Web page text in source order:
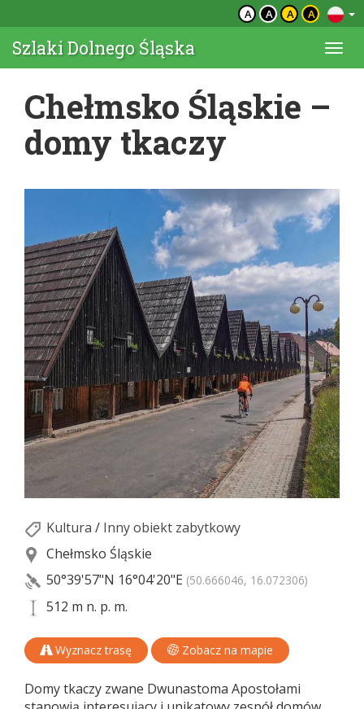
A A A A
Szlaki Dolnego Śląska
Chełmsko Śląskie –
domy tkaczy
Kultura / Inny obiekt zabytkowy
Chełmsko Śląskie
50°39'57"N 16°04'20"E (50.666046, 16.072306)
512 m n. p. m.
Wyznacz trasę Zobacz na mapie
Domy tkaczy zwane Dwunastoma Apostołami